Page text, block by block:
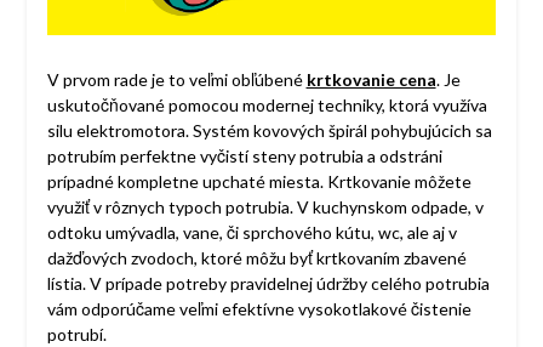
V prvom rade je to veľmi obľúbené krtkovanie cena. Je
uskutočňované pomocou modernej techniky, ktorá využíva
silu elektromotora. Systém kovových špirál pohybujúcich sa
potrubím perfektne vyčistí steny potrubia a odstráni
prípadné kompletne upchaté miesta. Krtkovanie môžete
využiť v rôznych typoch potrubia. V kuchynskom odpade, v
odtoku umývadla, vane, či sprchového kútu, wc, ale aj v
dažďových zvodoch, ktoré môžu byť krtkovaním zbavené
lístia. V prípade potreby pravidelnej údržby celého potrubia
vám odporúčame veľmi efektívne vysokotlakové čistenie
potrubí.